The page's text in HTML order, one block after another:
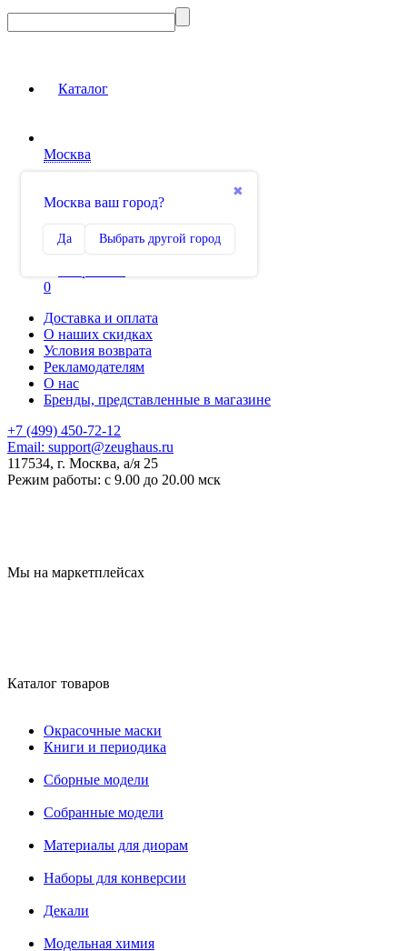
Каталог
Москва
✖
Москва ваш город?
Да Выбрать другой город
Сравнение
0
Доставка и оплата
О наших скидках
Условия возврата
Рекламодателям
О нас
Бренды, представленные в магазине
+7 (499) 450-72-12
Email: support@zeughaus.ru
117534, г. Москва, а/я 25
Режим работы: с 9.00 до 20.00 мск
Мы на маркетплейсах
Каталог товаров
Окрасочные маски
Книги и периодика
Сборные модели
Собранные модели
Материалы для диорам
Наборы для конверсии
Декали
Модельная химия